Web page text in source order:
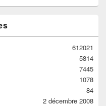
612021
5814
7445
1078
84
2 décembre 2008